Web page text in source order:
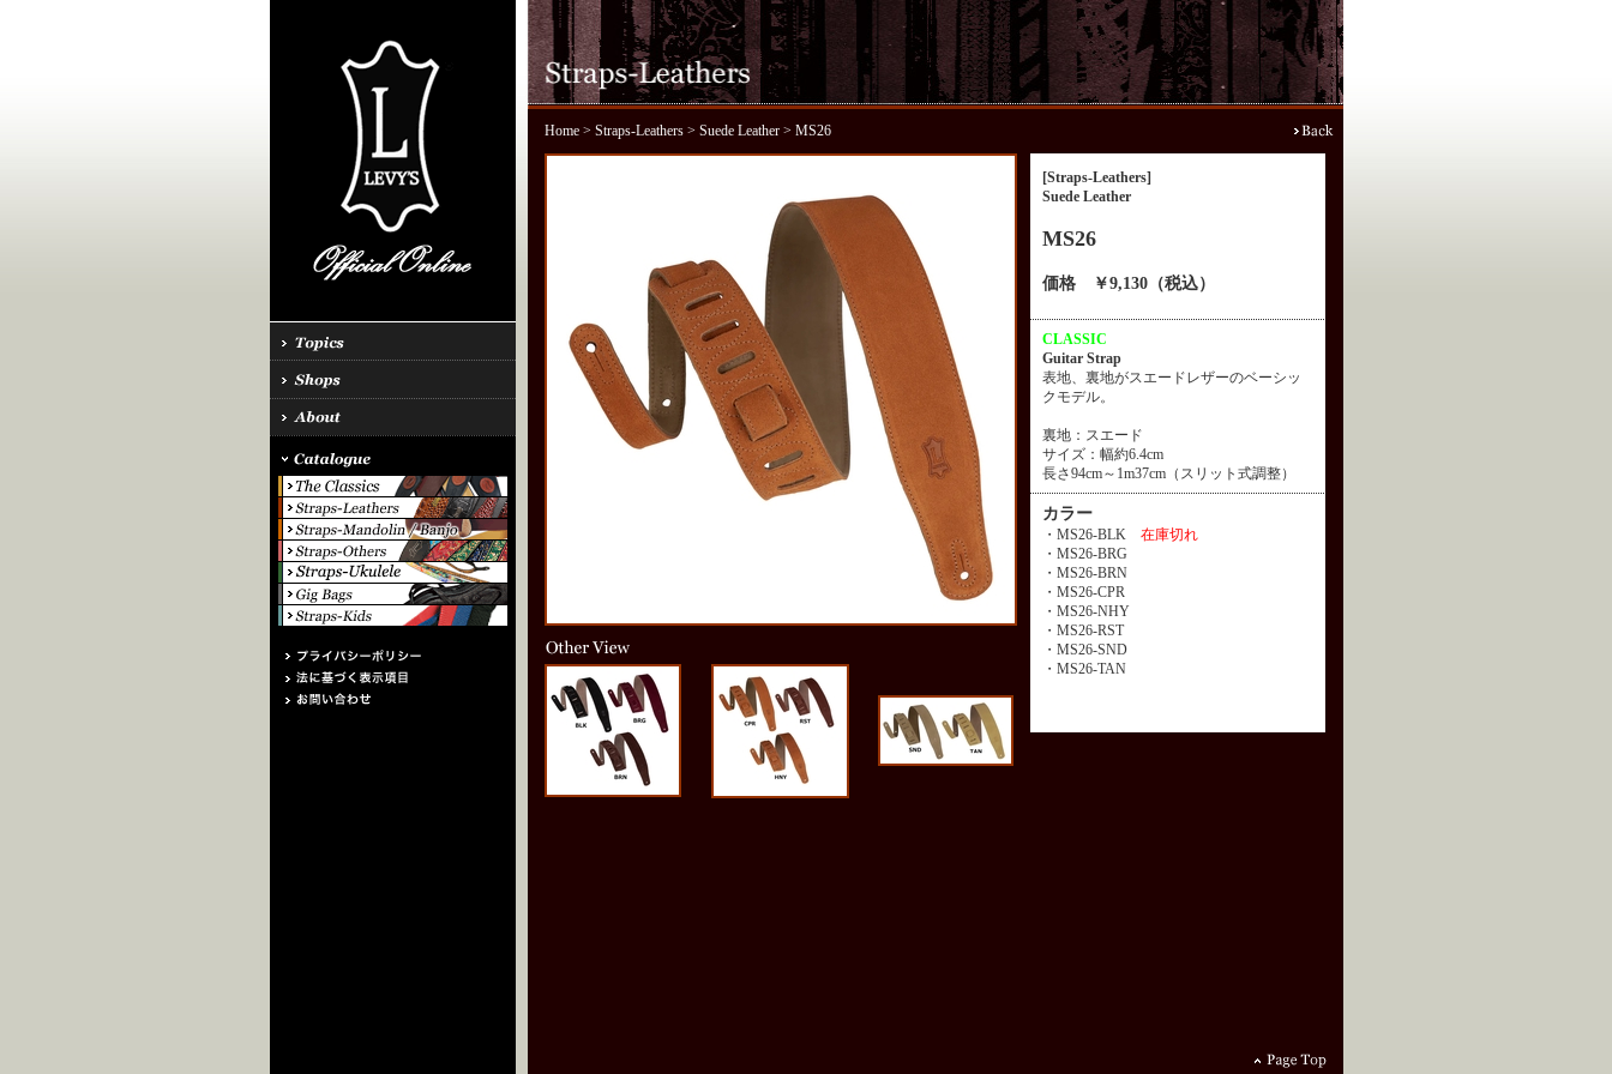
Home> Straps-Leathers> Suede Leather> MS26
[Straps-Leathers]
Suede Leather
MS26
価格 ￥9,130（税込）
CLASSIC
Guitar Strap
表地、裏地がスエードレザーのベーシッ
クモデル。
裏地：スエード
サイズ：幅約6.4cm
長さ94cm～1m37cm（スリット式調整）
カラー
・MS26-BLK 在庫切れ
・MS26-BRG
・MS26-BRN
・MS26-CPR
・MS26-NHY
・MS26-RST
・MS26-SND
・MS26-TAN